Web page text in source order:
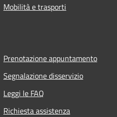
Mobilità e trasporti
Prenotazione appuntamento
Segnalazione disservizio
Leggi le FAQ
Richiesta assistenza